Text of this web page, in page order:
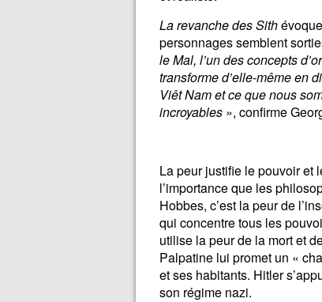
La revanche des Sith
personnages semblent
le Mal, l’un des concepts
transforme d’elle-même en
Viêt Nam et ce que nous
incroyables », confirme
La peur justifie le pouvoir et
l’importance que les
Hobbes, c’est la peur de
qui concentre tous les
utilise la peur de la mort et
Palpatine lui promet un «
et ses habitants. Hitler
son régime nazi.